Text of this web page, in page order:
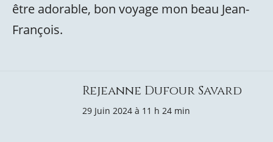
être adorable, bon voyage mon beau Jean-
François.
Rejeanne Dufour Savard
29 Juin 2024 à 11 h 24 min